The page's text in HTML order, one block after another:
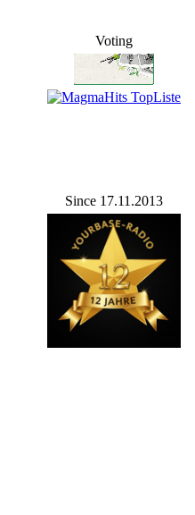
Voting
Since 17.11.2013